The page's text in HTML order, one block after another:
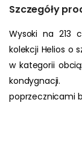
Szczegóły
Wysoki na 213
kolekcji Helios o
w kategorii
poprzecznicami